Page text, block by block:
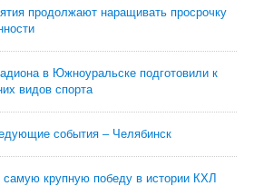
продолжают наращивать просрочку
в Южноуральске подготовили к
видов спорта
события – Челябинск
крупную победу в истории КХЛ